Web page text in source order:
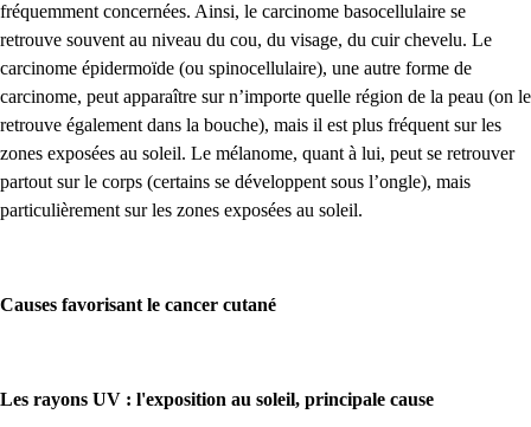
fréquemment concernées. Ainsi, le carcinome basocellulaire se
retrouve souvent au niveau du cou, du visage, du cuir chevelu. Le
carcinome épidermoïde (ou spinocellulaire), une autre forme de
carcinome, peut apparaître sur n’importe quelle région de la peau (on le
retrouve également dans la bouche), mais il est plus fréquent sur les
zones exposées au soleil. Le mélanome, quant à lui, peut se retrouver
partout sur le corps (certains se développent sous l’ongle), mais
particulièrement sur les zones exposées au soleil.
Causes favorisant le cancer cutané
Les rayons UV : l'exposition au soleil, principale cause